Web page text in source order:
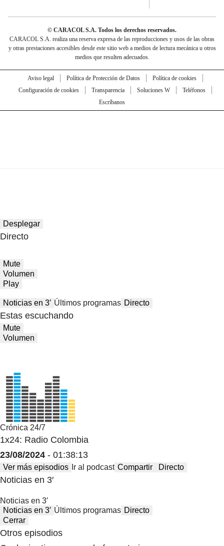
© CARACOL S.A. Todos los derechos reservados.
CARACOL S.A. realiza una reserva expresa de las reproducciones y usos de las obras
y otras prestaciones accesibles desde este sitio web a medios de lectura mecánica u otros
medios que resulten adecuados.
Aviso legal Política de Protección de Datos
Política de cookies
Configuración de cookies
Transparencia Soluciones W
Teléfonos
Escríbanos
Desplegar
Directo
Mute
Volumen
Play
Noticias en 3′ Últimos programas Directo
Estas escuchando
Mute
Volumen
Crónica 24/7
1x24: Radio Colombia
23/08/2024 - 01:38:13
Ver más episodios Ir al podcast Compartir Directo
Noticias en 3′
Noticias en 3′
Noticias en 3′ Últimos programas Directo
Cerrar
Otros episodios